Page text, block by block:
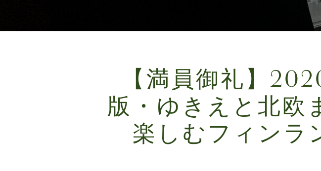
【満員御礼】
版・ゆきえと北欧
楽しむフィンラ